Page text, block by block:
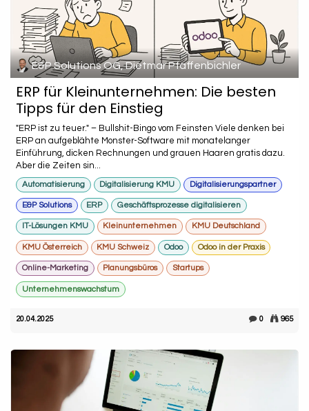
E&P Solutions OG, Dietmar Pfaffenbichler
ERP für Kleinunternehmen: Die besten
Tipps für den Einstieg
"ERP ist zu teuer." – Bullshit-Bingo vom Feinsten Viele denken bei
ERP an aufgeblähte Monster-Software mit monatelanger
Einführung, dicken Rechnungen und grauen Haaren gratis dazu.
Aber die Zeiten sin...
Automatisierung Digitalisierung KMU Digitalisierungspartner
E&P Solutions ERP Geschäftsprozesse digitalisieren
IT-Lösungen KMU Kleinunternehmen KMU Deutschland
KMU Österreich KMU Schweiz Odoo Odoo in der Praxis
Online-Marketing Planungsbüros Startups
Unternehmenswachstum
20.04.2025 0 965